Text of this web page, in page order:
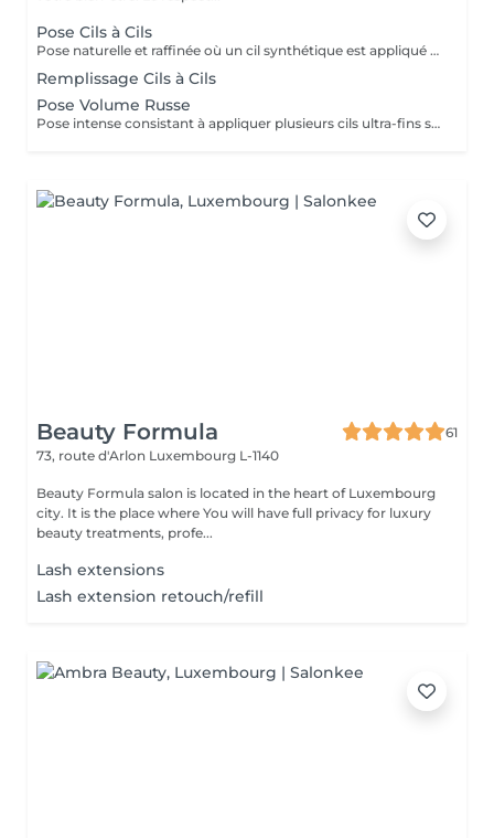
Pose Cils à Cils
Pose naturelle et raffinée où un cil synthétique est appliqué sur chaque cil naturel. Le résultat offre un regard intensifié tout en restant léger et élégant, parfait pour un effet mascara au quotidien.
Remplissage Cils à Cils
Pose Volume Russe
Pose intense consistant à appliquer plusieurs cils ultra-fins sur chaque cil naturel pour un effet fourni et sophistiqué. Idéale pour un regard profond, dense et parfaitement structuré.
Beauty Formula
61
73, route d'Arlon Luxembourg L-1140
Beauty Formula salon is located in the heart of Luxembourg
city. It is the place where You will have full privacy for luxury
beauty treatments, profe...
Lash extensions
Lash extension retouch/refill